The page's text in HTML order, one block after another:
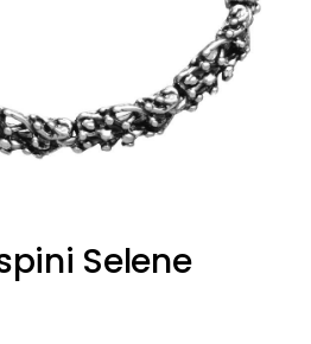
Selene